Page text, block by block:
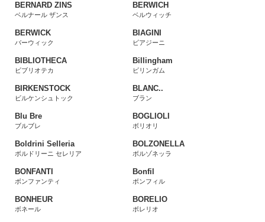
BERNARD ZINS
ベルナール ザンス
BERWICH
ベルウィッチ
BERWICK
バーウィック
BIAGINI
ビアジーニ
BIBLIOTHECA
ビブリオテカ
Billingham
ビリンガム
BIRKENSTOCK
ビルケンシュトック
BLANC..
ブラン
Blu Bre
ブルブレ
BOGLIOLI
ボリオリ
Boldrini Selleria
ボルドリーニ セレリア
BOLZONELLA
ボルゾネッラ
BONFANTI
ボンファンティ
Bonfil
ボンフィル
BONHEUR
ボネール
BORELIO
ボレリオ